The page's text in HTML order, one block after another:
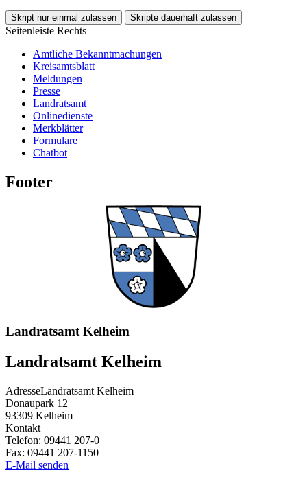
Skript nur einmal zulassen Skripte dauerhaft zulassen
Seitenleiste Rechts
Amtliche Bekanntmachungen
Kreisamtsblatt
Meldungen
Presse
Landratsamt
Onlinedienste
Merkblätter
Formulare
Chatbot
Footer
Landratsamt Kelheim
Landratsamt Kelheim
AdresseLandratsamt Kelheim
Donaupark 12
93309 Kelheim
Kontakt
Telefon: 09441 207-0
Fax: 09441 207-1150
E-Mail senden